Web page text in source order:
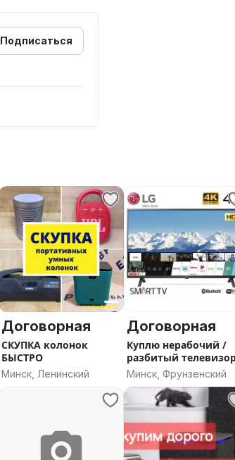
Подписаться
Договорная
СКУПКА колонок
БЫСТРО
Минск, Ленинский
Договорная
Куплю нерабочий /
разбитый
LG / KIVI
Минск, Фрунзенский